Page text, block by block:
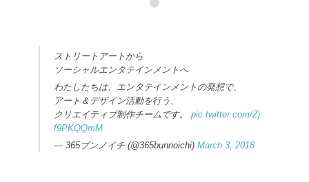
ストリートアートから
ソーシャルエンタテインメントへ
わたしたちは、エンタテインメントの発想で、
アート＆デザイン活動を行う、
クリエイティブ制作チームです。 pic.twitter.com/Zj
f9PKQQmM
— 365ブンノイチ (@365bunnoichi) March 3, 2018